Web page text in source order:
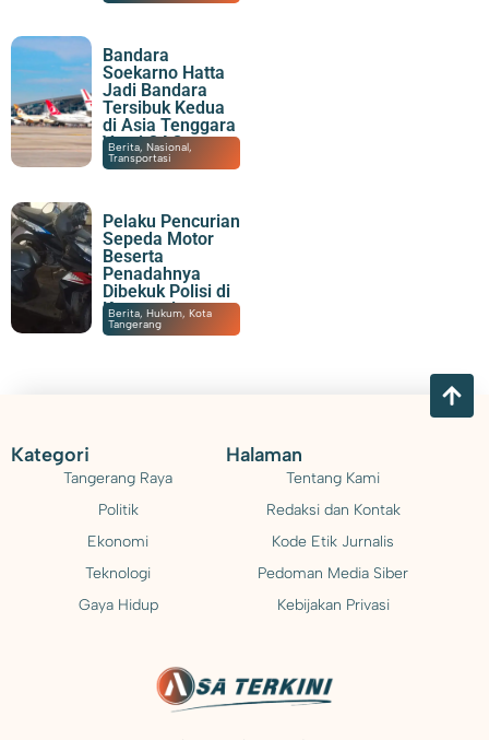
Bandara
Soekarno Hatta
Jadi Bandara
Tersibuk Kedua
di Asia Tenggara
Versi OAG
07/08/2026|19:23
Berita,Nasional,
Transportasi
Pelaku Pencurian
Sepeda Motor
Beserta
Penadahnya
Dibekuk Polisi di
Karawaci
07/08/2026|15:55
Berita,Hukum,Kota
Tangerang
Kategori
Tangerang Raya
Politik
Ekonomi
Teknologi
Gaya Hidup
Halaman
Tentang Kami
Redaksi dan Kontak
Kode Etik Jurnalis
Pedoman Media Siber
Kebijakan Privasi